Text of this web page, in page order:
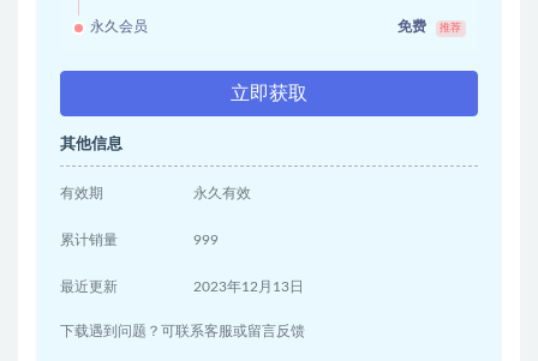
永久会员 免费 推荐
立即获取
其他信息
有效期 永久有效
累计销量 999
最近更新 2023年12月13日
下载遇到问题？可联系客服或留言反馈